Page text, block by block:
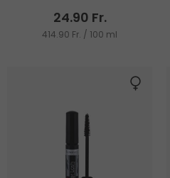
24.90 Fr.
414.90 Fr. / 100 ml